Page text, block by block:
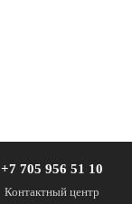
+7 705 956 51 10
Контактный центр